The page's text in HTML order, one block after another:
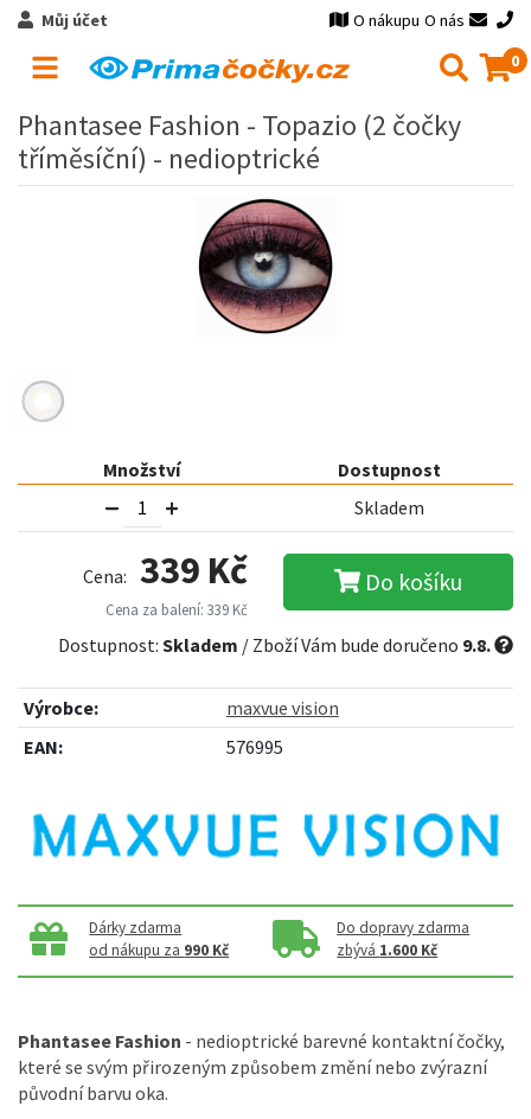
Můj účet O nákupu O nás
0
Phantasee Fashion - Topazio (2 čočky
tříměsíční) - nedioptrické
Množství
Dostupnost
Skladem
Cena: 339 Kč
Cena za balení: 339 Kč
Do košíku
Dostupnost: Skladem / Zboží Vám bude doručeno 9.8.
Výrobce:
maxvue vision
EAN:
576995
Dárky zdarma
od nákupu za 990 Kč
Do dopravy zdarma
zbývá 1.600 Kč
Phantasee Fashion - nedioptrické barevné kontaktní čočky,
které se svým přirozeným způsobem změní nebo zvýrazní
původní barvu oka.